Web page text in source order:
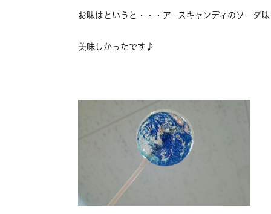
お味はというと・・・アースキャンディのソーダ
美味しかったです♪